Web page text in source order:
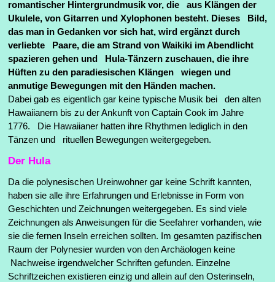
romantischer Hintergrundmusik vor, die aus Klängen der
Ukulele, von Gitarren und Xylophonen besteht. Dieses Bild,
das man in Gedanken vor sich hat, wird ergänzt durch
verliebte Paare, die am Strand von Waikiki im Abendlicht
spazieren gehen und Hula-Tänzern zuschauen, die ihre
Hüften zu den paradiesischen Klängen wiegen und
anmutige Bewegungen mit den Händen machen.
Dabei gab es eigentlich gar keine typische Musik bei den alten
Hawaiianern bis zu der Ankunft von Captain Cook im Jahre
1776. Die Hawaiianer hatten ihre Rhythmen lediglich in den
Tänzen und rituellen Bewegungen weitergegeben.
Der Hula
Da die polynesischen Ureinwohner gar keine Schrift kannten,
haben sie alle ihre Erfahrungen und Erlebnisse in Form von
Geschichten und Zeichnungen weitergegeben. Es sind viele
Zeichnungen als Anweisungen für die Seefahrer vorhanden, wie
sie die fernen Inseln erreichen sollten. Im gesamten pazifischen
Raum der Polynesier wurden von den Archäologen keine
Nachweise irgendwelcher Schriften gefunden. Einzelne
Schriftzeichen existieren einzig und allein auf den Osterinseln,